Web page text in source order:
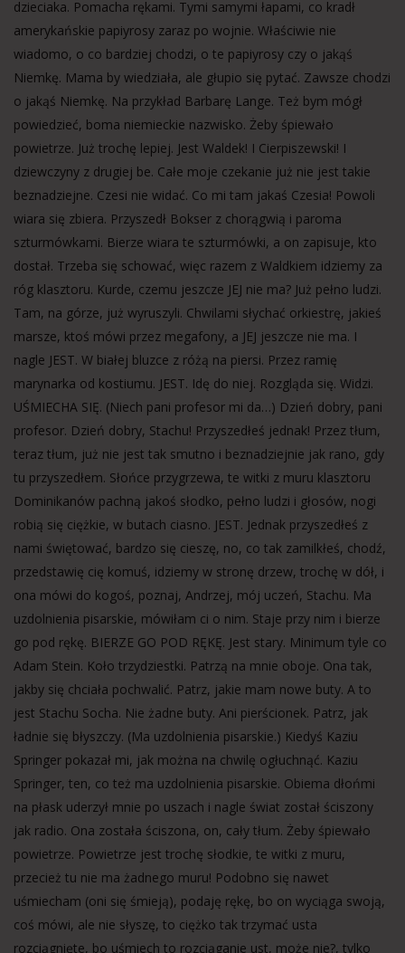
dzieciaka. Pomacha rękami. Tymi samymi łapami, co kradł
amerykańskie papiyrosy zaraz po wojnie. Właściwie nie
wiadomo, o co bardziej chodzi, o te papiyrosy czy o jakąś
Niemkę. Mama by wiedziała, ale głupio się pytać. Zawsze chodzi
o jakąś Niemkę. Na przykład Barbarę Lange. Też bym mógł
powiedzieć, boma niemieckie nazwisko. Żeby śpiewało
powietrze. Już trochę lepiej. Jest Waldek! I Cierpiszewski! I
dziewczyny z drugiej be. Całe moje czekanie już nie jest takie
beznadziejne. Czesi nie widać. Co mi tam jakaś Czesia! Powoli
wiara się zbiera. Przyszedł Bokser z chorągwią i paroma
szturmówkami. Bierze wiara te szturmówki, a on zapisuje, kto
dostał. Trzeba się schować, więc razem z Waldkiem idziemy za
róg klasztoru. Kurde, czemu jeszcze JEJ nie ma? Już pełno ludzi.
Tam, na górze, już wyruszyli. Chwilami słychać orkiestrę, jakieś
marsze, ktoś mówi przez megafony, a JEJ jeszcze nie ma. I
nagle JEST. W białej bluzce z różą na piersi. Przez ramię
marynarka od kostiumu. JEST. Idę do niej. Rozgląda się. Widzi.
UŚMIECHA SIĘ. (Niech pani profesor mi da…) Dzień dobry, pani
profesor. Dzień dobry, Stachu! Przyszedłeś jednak! Przez tłum,
teraz tłum, już nie jest tak smutno i beznadziejnie jak rano, gdy
tu przyszedłem. Słońce przygrzewa, te witki z muru klasztoru
Dominikanów pachną jakoś słodko, pełno ludzi i głosów, nogi
robią się ciężkie, w butach ciasno. JEST. Jednak przyszedłeś z
nami świętować, bardzo się cieszę, no, co tak zamilkłeś, chodź,
przedstawię cię komuś, idziemy w stronę drzew, trochę w dół, i
ona mówi do kogoś, poznaj, Andrzej, mój uczeń, Stachu. Ma
uzdolnienia pisarskie, mówiłam ci o nim. Staje przy nim i bierze
go pod rękę. BIERZE GO POD RĘKĘ. Jest stary. Minimum tyle co
Adam Stein. Koło trzydziestki. Patrzą na mnie oboje. Ona tak,
jakby się chciała pochwalić. Patrz, jakie mam nowe buty. A to
jest Stachu Socha. Nie żadne buty. Ani pierścionek. Patrz, jak
ładnie się błyszczy. (Ma uzdolnienia pisarskie.) Kiedyś Kaziu
Springer pokazał mi, jak można na chwilę ogłuchnąć. Kaziu
Springer, ten, co też ma uzdolnienia pisarskie. Obiema dłońmi
na płask uderzył mnie po uszach i nagle świat został ściszony
jak radio. Ona została ściszona, on, cały tłum. Żeby śpiewało
powietrze. Powietrze jest trochę słodkie, te witki z muru,
przecież tu nie ma żadnego muru! Podobno się nawet
uśmiecham (oni się śmieją), podaję rękę, bo on wyciąga swoją,
coś mówi, ale nie słyszę, to ciężko tak trzymać usta
rozciągnięte, bo uśmiech to rozciąganie ust, może nie?, tylko